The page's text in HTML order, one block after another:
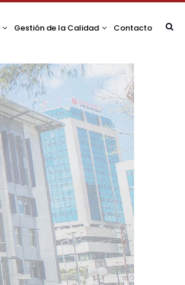
Gestión de la Calidad Contacto